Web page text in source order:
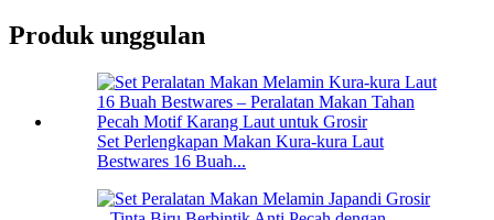
Produk unggulan
Set Perlengkapan Makan Kura-kura Laut
Bestwares 16 Buah...